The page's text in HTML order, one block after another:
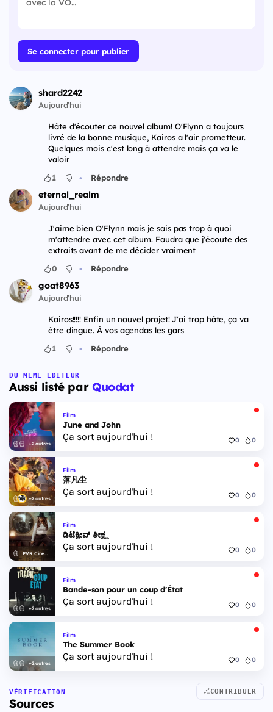
Se connecter pour publier
shard2242
Aujourd'hui
Hâte d'écouter ce nouvel album! O'Flynn a toujours
livré de la bonne musique, Kairos a l'air prometteur.
Quelques mois c'est long à attendre mais ça va le
valoir
1
• Répondre
eternal_realm
Aujourd'hui
J'aime bien O'Flynn mais je sais pas trop à quoi
m'attendre avec cet album. Faudra que j'écoute des
extraits avant de me décider vraiment
0
• Répondre
goat8963
Aujourd'hui
Kairos!!!!! Enfin un nouvel projet! J'ai trop hâte, ça va
être dingue. À vos agendas les gars
1
• Répondre
DU MÊME ÉDITEUR
Aussi listé par Quodat
+2 autres
Film
June and John
Ça sort aujourd'hui ! 0 0
+2 autres
Film
落凡尘
Ça sort aujourd'hui ! 0 0
PVR Cinemas
Film
ಡಿಟೆಕ್ವೀವ್ ತೀಕ್ಷ್ಣ
Ça sort aujourd'hui ! 0 0
+2 autres
Film
Bande-son pour un coup d'État
Ça sort aujourd'hui ! 0 0
+2 autres
Film
The Summer Book
Ça sort aujourd'hui ! 0 0
VÉRIFICATION
Sources
CONTRIBUER